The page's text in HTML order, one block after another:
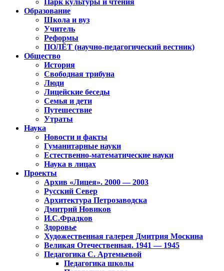
Парк культуры и чтения
Образование
Школа и вуз
Учитель
Реформы
ПОЛЁТ (научно-педагогический вестник)
Общество
История
Свободная трибуна
Люди
Лицейские беседы
Семья и дети
Путешествие
Утраты
Наука
Новости и факты
Гуманитарные науки
Естественно-математические науки
Наука в лицах
Проекты
Архив «Лицея». 2000 — 2003
Русский Север
Архитектура Петрозаводска
Дмитрий Новиков
И.С.Фрадков
Здоровье
Художественная галерея Дмитрия Москина
Великая Отечественная. 1941 — 1945
Педагогика С. Артемьевой
Педагогика школы